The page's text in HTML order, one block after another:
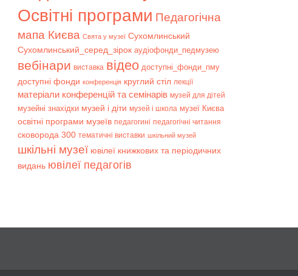
Освітні програми Педагогічна
мапа Києва Свята у музеї Сухомлинський
Сухомлинський_серед_зірок аудіофонди_педмузею
вебінари виставка відео доступні_фонди_пму
доступні фонди конференція круглий стіл лекції
матеріали конференцій та семінарів музей для дітей
музейні знахідки музей і діти музей і школа музеї Києва
освітні програми музеїв педагогині педагогічні читання
сковорода 300 тематичні виставки шкільний музей
шкільні музеї ювілеї книжкових та періодичних
видань ювілеї педагогів